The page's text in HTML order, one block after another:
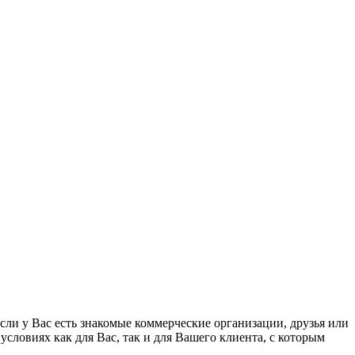
у Вас есть знакомые коммерческие организации, друзья или
как для Вас, так и для Вашего клиента, с которым